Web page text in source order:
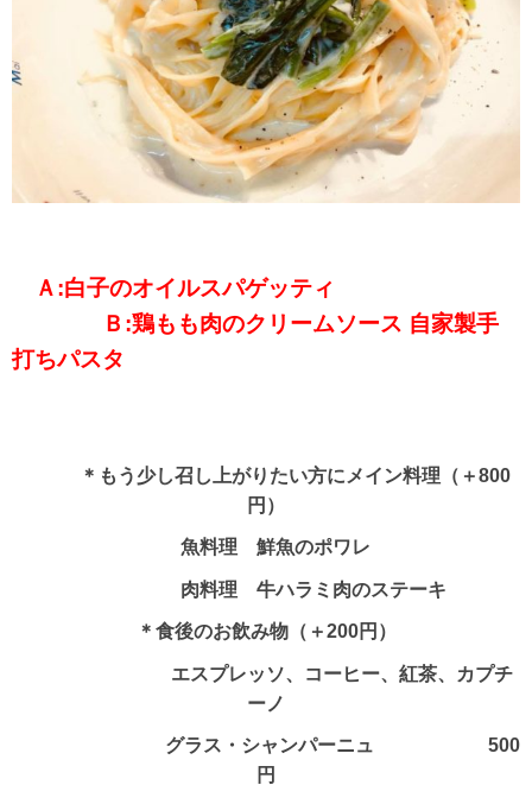
Ａ:白子のオイルスパゲッティ
Ｂ:鶏もも肉のクリームソース 自家製手
打ちパスタ
＊もう少し召し上がりたい方にメイン料理（＋800
円）
魚料理 鮮魚のポワレ
肉料理 牛ハラミ肉のステーキ
＊食後のお飲み物（＋200円）
エスプレッソ、コーヒー、紅茶、カプチ
ーノ
グラス・シャンパーニュ 500
円